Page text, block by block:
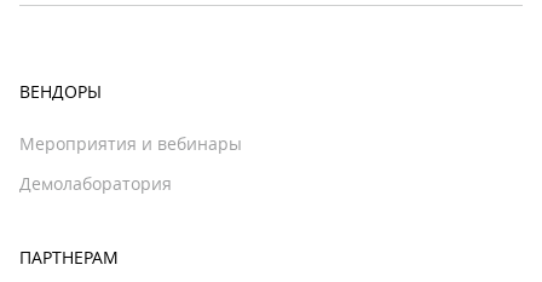
ВЕНДОРЫ
Мероприятия и вебинары
Демолаборатория
ПАРТНЕРАМ